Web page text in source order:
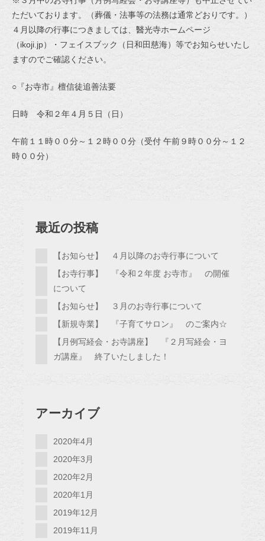
ただいております。（葬儀・法事等の法務は通常どおりです。）
４月以降の行事につきましては、醫光寺ホームページ
（ikoji.jp）・フェイスブック（日和田慈海）等でお知らせいたし
ますのでご確認ください。
○『お寺市』檀信徒追善法要
日時 令和２年４月５日（日）
午前１１時００分～１２時００分（受付 午前９時００分～１２
時００分）
最近の投稿
【お知らせ】 ４月以降のお寺行事について
【お寺行事】 『令和２年度 お寺市』 の開催
について
【お知らせ】 ３月のお寺行事について
【新規寺業】 『子育てサロン』 のご案内☆
【月例写経会・お寺講座】 『２月写経会・ヨ
ガ講座』 終了いたしました！
アーカイブ
2020年4月
2020年3月
2020年2月
2020年1月
2019年12月
2019年11月